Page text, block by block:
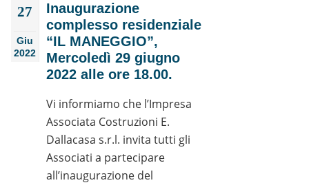
27
Giu
2022
Inaugurazione
complesso residenziale
“IL MANEGGIO”,
Mercoledì 29 giugno
2022 alle ore 18.00.
Vi informiamo che l’Impresa
Associata Costruzioni E.
Dallacasa s.r.l. invita tutti gli
Associati a partecipare
all’inaugurazione del